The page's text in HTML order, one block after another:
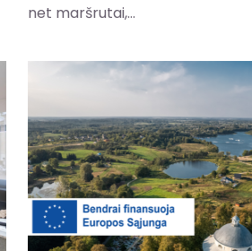
net maršrutai,...